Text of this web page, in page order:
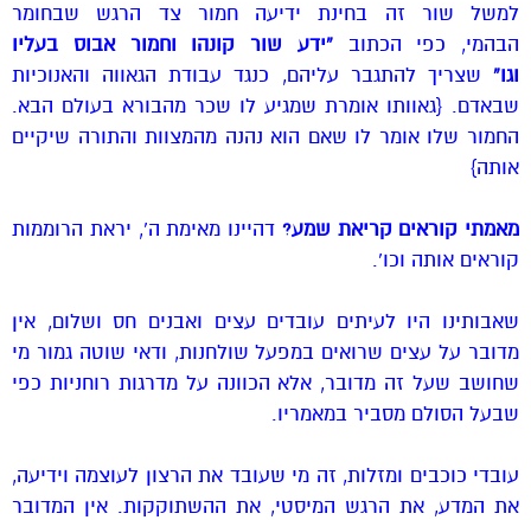
למשל שור זה בחינת ידיעה חמור צד הרגש שבחומר
הבהמי, כפי הכתוב“ידע שור קונהו וחמור אבוס בעליו
וגו” שצריך להתגבר עליהם, כנגד עבודת הגאווה והאנוכיות
שבאדם. {גאוותו אומרת שמגיע לו שכר מהבורא בעולם הבא.
החמור שלו אומר לו שאם הוא נהנה מהמצוות והתורה שיקיים
אותה}
מאמתי קוראים קריאת שמע? דהיינו מאימת ה’, יראת הרוממות
קוראים אותה וכו’.
שאבותינו היו לעיתים עובדים עצים ואבנים חס ושלום, אין
מדובר על עצים שרואים במפעל שולחנות, ודאי שוטה גמור מי
שחושב שעל זה מדובר, אלא הכוונה על מדרגות רוחניות כפי
שבעל הסולם מסביר במאמריו.
עובדי כוכבים ומזלות, זה מי שעובד את הרצון לעוצמה וידיעה,
את המדע, את הרגש המיסטי, את ההשתוקקות. אין המדובר